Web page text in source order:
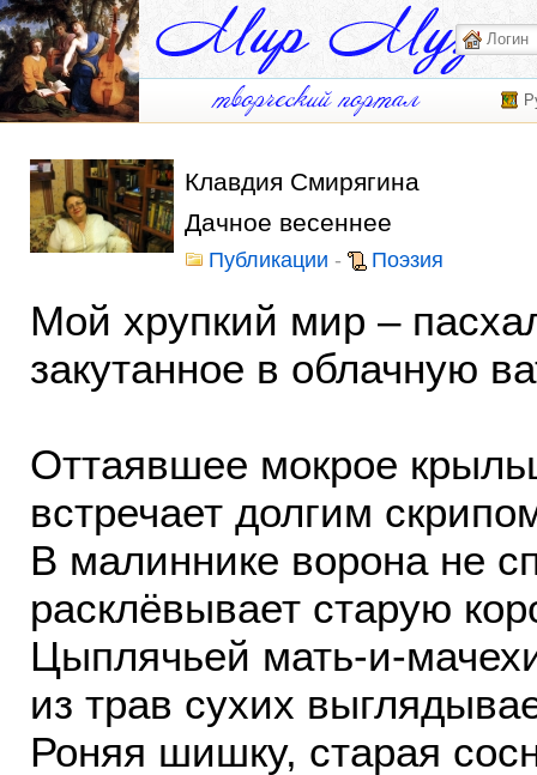
Клавдия Смирягина
Дачное весеннее
Публикации - Поэзия
Мой хрупкий мир –
закутанное в облачную
Оттаявшее мокрое
встречает долгим
В малиннике ворона не
расклёвывает старую
Цыплячьей мать-и-
из трав сухих
Роняя шишку, старая